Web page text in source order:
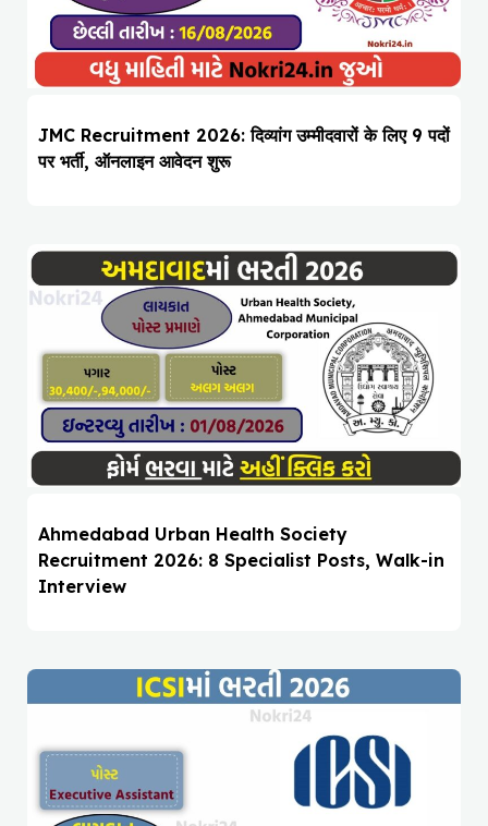
JMC Recruitment 2026: दिव्यांग उम्मीदवारों के लिए 9 पदों
पर भर्ती, ऑनलाइन आवेदन शुरू
Ahmedabad Urban Health Society
Recruitment 2026: 8 Specialist Posts, Walk-in
Interview